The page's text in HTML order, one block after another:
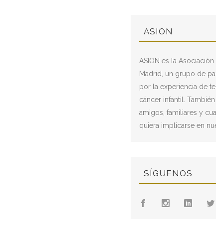
ASION
ASION es la
Madrid, un grupo de
por la experiencia de
cáncer infantil.
amigos, familiares y
quiera implicarse en
SÍGUENOS